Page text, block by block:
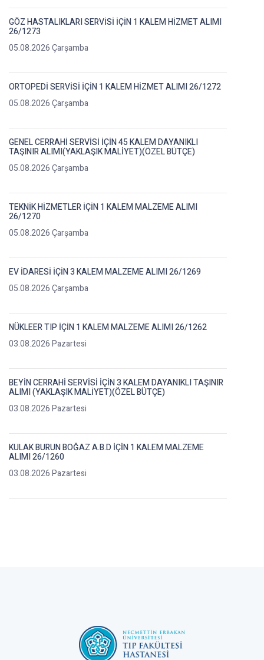
GÖZ HASTALIKLARI SERVİSİ İÇİN 1 KALEM HİZMET ALIMI
26/1273
05.08.2026 Çarşamba
ORTOPEDİ SERVİSİ İÇİN 1 KALEM HİZMET ALIMI 26/1272
05.08.2026 Çarşamba
GENEL CERRAHİ SERVİSİ İÇİN 45 KALEM DAYANIKLI
TAŞINIR ALIMI(YAKLAŞIK MALİYET)(ÖZEL BÜTÇE)
05.08.2026 Çarşamba
TEKNİK HİZMETLER İÇİN 1 KALEM MALZEME ALIMI
26/1270
05.08.2026 Çarşamba
EV İDARESİ İÇİN 3 KALEM MALZEME ALIMI 26/1269
05.08.2026 Çarşamba
NÜKLEER TIP İÇİN 1 KALEM MALZEME ALIMI 26/1262
03.08.2026 Pazartesi
BEYİN CERRAHİ SERVİSİ İÇİN 3 KALEM DAYANIKLI TAŞINIR
ALIMI (YAKLAŞIK MALİYET)(ÖZEL BÜTÇE)
03.08.2026 Pazartesi
KULAK BURUN BOĞAZ A.B.D İÇİN 1 KALEM MALZEME
ALIMI 26/1260
03.08.2026 Pazartesi